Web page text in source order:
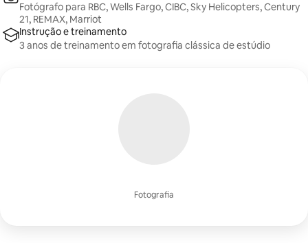
Fotografia
Fotógrafo para RBC, Wells Fargo, CIBC, Sky Helicopters, Century
21, REMAX, Marriot
Instrução e treinamento
3 anos de treinamento em fotografia clássica de estúdio